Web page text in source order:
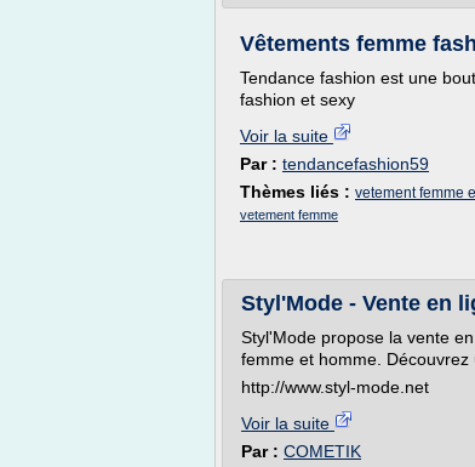
Vêtements femme
Tendance fashion est une
fashion et sexy
Voir la suite
Par : tendancefashion59
Thèmes liés : vetement femme
vetement femme
Styl'Mode - Vente en
Styl'Mode propose la vente
femme et homme. Découvrez
http://www.styl-mode.net
Voir la suite
Par : COMETIK